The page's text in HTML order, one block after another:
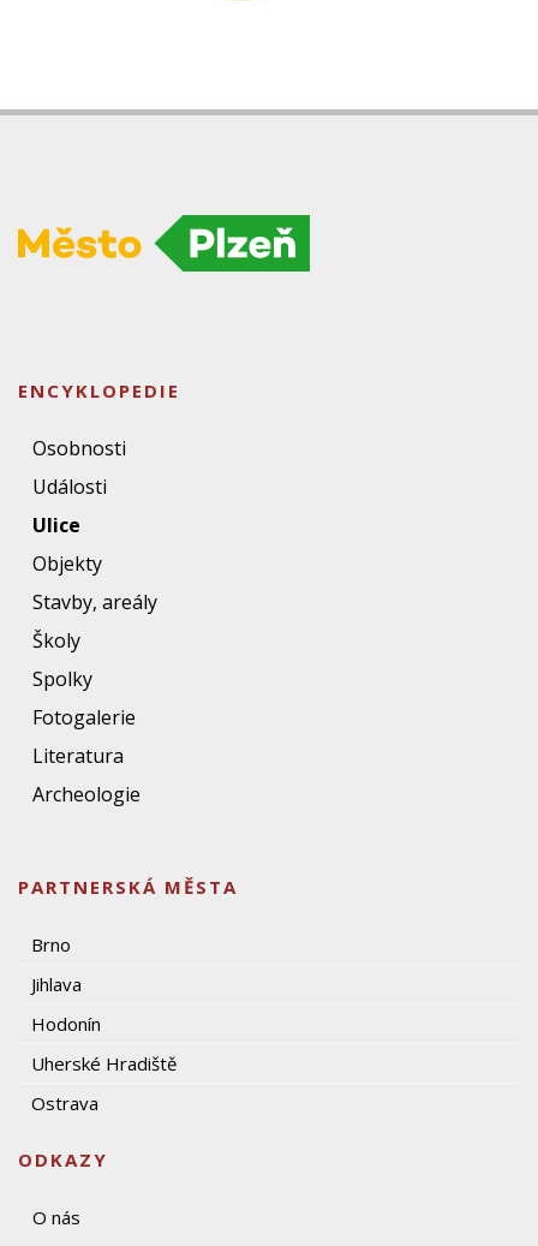
ENCYKLOPEDIE
Osobnosti
Události
Ulice
Objekty
Stavby, areály
Školy
Spolky
Fotogalerie
Literatura
Archeologie
PARTNERSKÁ MĚSTA
Brno
Jihlava
Hodonín
Uherské Hradiště
Ostrava
ODKAZY
O nás